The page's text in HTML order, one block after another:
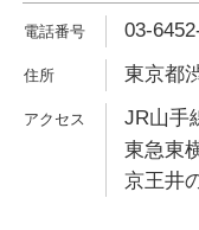
03-
東京都
JR山手
東急東
京王井